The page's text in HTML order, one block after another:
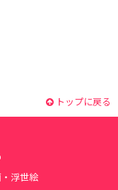
トップに戻る
浮世絵